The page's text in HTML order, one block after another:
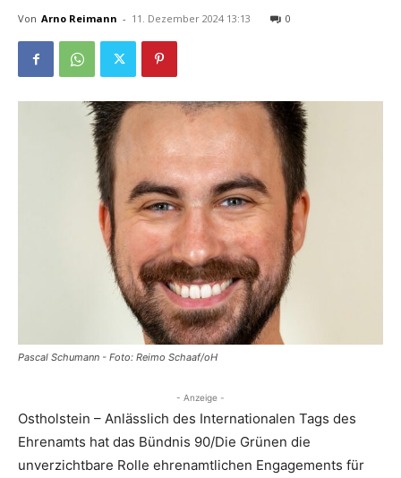
Von Arno Reimann - 11. Dezember 2024 13:13 0
Pascal Schumann - Foto: Reimo Schaaf/oH
- Anzeige -
Ostholstein – Anlässlich des Internationalen Tags des
Ehrenamts hat das Bündnis 90/Die Grünen die
unverzichtbare Rolle ehrenamtlichen Engagements für